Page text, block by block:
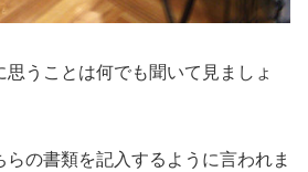
うことは何でも聞いて見ましょ
の書類を記入するように言われま